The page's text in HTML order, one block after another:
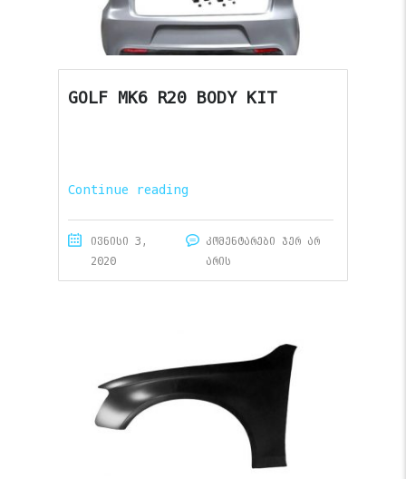
GOLF MK6 R20 BODY KIT
Continue reading
ივნისი 3,
2020
კომენტარები ჯერ არ
არის